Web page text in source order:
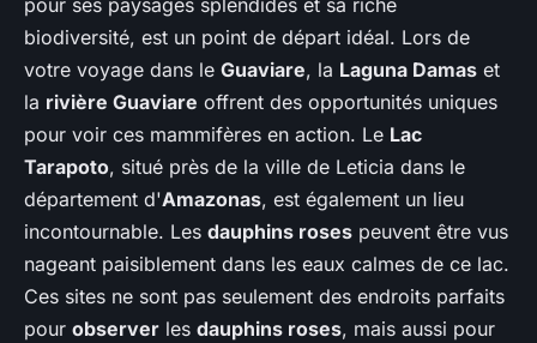
pour ses paysages splendides et sa riche
biodiversité, est un point de départ idéal. Lors de
votre voyage dans le Guaviare, la Laguna Damas et
la rivière Guaviare offrent des opportunités uniques
pour voir ces mammifères en action. Le Lac
Tarapoto, situé près de la ville de Leticia dans le
département d'Amazonas, est également un lieu
incontournable. Les dauphins roses peuvent être vus
nageant paisiblement dans les eaux calmes de ce lac.
Ces sites ne sont pas seulement des endroits parfaits
pour observer les dauphins roses, mais aussi pour